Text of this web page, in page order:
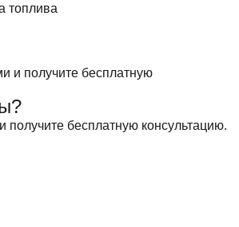
топлива
получите бесплатную консультацию.